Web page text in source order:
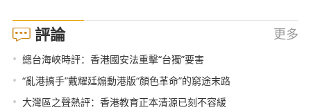
評論 更多
• 總台海峽時評：香港國安法重擊“台獨”要害
• “亂港搞手”戴耀廷煽動港版“顏色革命”的窮途末路
• 大灣區之聲熱評：香港教育正本清源已刻不容緩